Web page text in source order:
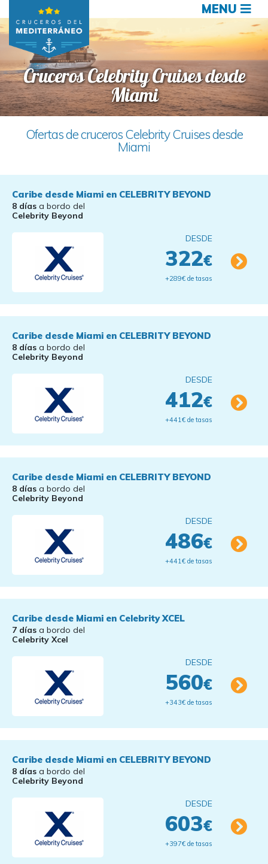
MENU
Cruceros Celebrity Cruises desde
Miami
Ofertas de cruceros Celebrity Cruises desde
Miami
Caribe desde Miami en CELEBRITY BEYOND
8 días a bordo del
Celebrity Beyond
DESDE
322€
+289€ de tasas
Caribe desde Miami en CELEBRITY BEYOND
8 días a bordo del
Celebrity Beyond
DESDE
412€
+441€ de tasas
Caribe desde Miami en CELEBRITY BEYOND
8 días a bordo del
Celebrity Beyond
DESDE
486€
+441€ de tasas
Caribe desde Miami en Celebrity XCEL
7 días a bordo del
Celebrity Xcel
DESDE
560€
+343€ de tasas
Caribe desde Miami en CELEBRITY BEYOND
8 días a bordo del
Celebrity Beyond
DESDE
603€
+397€ de tasas